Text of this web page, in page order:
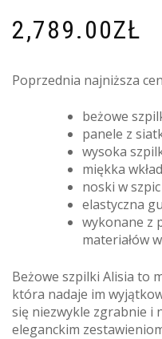
2,789.00ZŁ
Poprzednia najniższa
beżowe
panele z
wysoka
miękka
noski w szpic
elastyczna
wykonane z
materiałów
Beżowe szpilki Alisia to
która nadaje im
się niezwykle zgrabnie i
eleganckim